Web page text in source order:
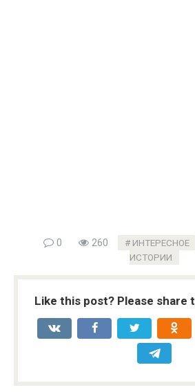
0 260 ИНТЕРЕСНОЕ
ИСТОРИИ
Like this post? Please share